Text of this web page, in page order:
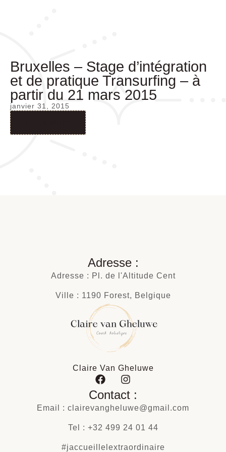
Bruxelles – Stage d’intégration
et de pratique Transurfing – à
partir du 21 mars 2015
janvier 31, 2015
Adresse :
Adresse : Pl. de l'Altitude Cent
Ville : 1190 Forest, Belgique
Claire Van Gheluwe
Contact :
Email : clairevangheluwe@gmail.com
Tel : +32 499 24 01 44
#jaccueillelextraordinaire